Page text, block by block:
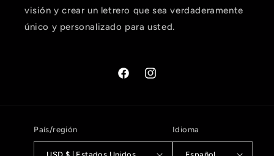
visión y crear un letrero que sea verdaderamente
único y personalizado para usted.
FacebookInstagram
País/región
USD $ | Estados Unidos
Idioma
Español